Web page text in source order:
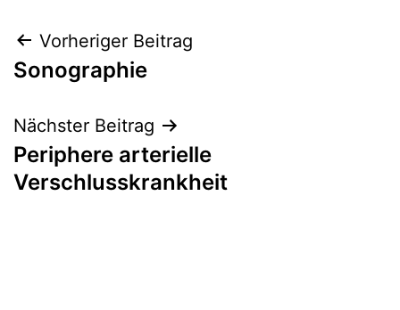
Beitragsnavigation
Vorheriger Beitrag
Sonographie
Nächster Beitrag
Periphere arterielle
Verschlusskrankheit